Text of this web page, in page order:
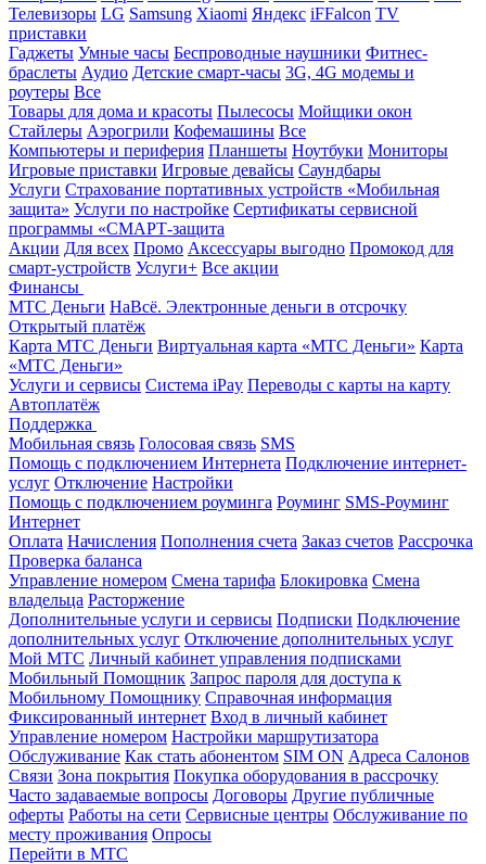
Телевизоры LG Samsung Xiaomi Яндекс iFFalcon TV
приставки
Гаджеты Умные часы Беспроводные наушники Фитнес-
браслеты Аудио Детские смарт-часы 3G, 4G модемы и
роутеры Все
Товары для дома и красоты Пылесосы Мойщики окон
Стайлеры Аэрогрили Кофемашины Все
Компьютеры и периферия Планшеты Ноутбуки Мониторы
Игровые приставки Игровые девайсы Саундбары
Услуги Страхование портативных устройств «Мобильная
защита» Услуги по настройке Сертификаты сервисной
программы «СМАРТ-защита
Акции Для всех Промо Аксессуары выгодно Промокод для
смарт-устройств Услуги+ Все акции
Финансы
МТС Деньги НаВсё. Электронные деньги в отсрочку
Открытый платёж
Карта МТС Деньги Виртуальная карта «МТС Деньги» Карта
«МТС Деньги»
Услуги и сервисы Система iPay Переводы с карты на карту
Автоплатёж
Поддержка
Мобильная связь Голосовая связь SMS
Помощь с подключением Интернета Подключение интернет-
услуг Отключение Настройки
Помощь с подключением роуминга Роуминг SMS-Роуминг
Интернет
Оплата Начисления Пополнения счета Заказ счетов Рассрочка
Проверка баланса
Управление номером Смена тарифа Блокировка Смена
владельца Расторжение
Дополнительные услуги и сервисы Подписки Подключение
дополнительных услуг Отключение дополнительных услуг
Мой МТС Личный кабинет управления подписками
Мобильный Помощник Запрос пароля для доступа к
Мобильному Помощнику Справочная информация
Фиксированный интернет Вход в личный кабинет
Управление номером Настройки маршрутизатора
Обслуживание Как стать абонентом SIM ON Адреса Салонов
Связи Зона покрытия Покупка оборудования в рассрочку
Часто задаваемые вопросы Договоры Другие публичные
оферты Работы на сети Сервисные центры Обслуживание по
месту проживания Опросы
Перейти в МТС